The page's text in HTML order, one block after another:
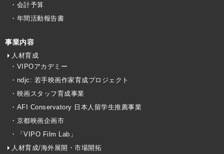
・会計予算
・年間活動報告書
事業内容
人材育成
・VIPOアカデミー
・ndjc: 若手映画作家育成プロジェクト
・映画スタッフ育成事業
・AFI Conservatory 日本人留学生推薦事業
・京都映画企画市
・「VIPO Film Lab」
人材育成/海外展開・市場開拓